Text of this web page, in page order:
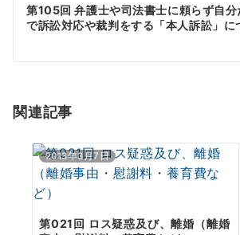
ゲ
シ
ン
第105回 弁護士や司法書士に頼らず自分
で訴訟対応や裁判をする「本人訴訟」に
関連記事
2013年3月7日
第021回 ロス疑惑及び、離婚（離婚